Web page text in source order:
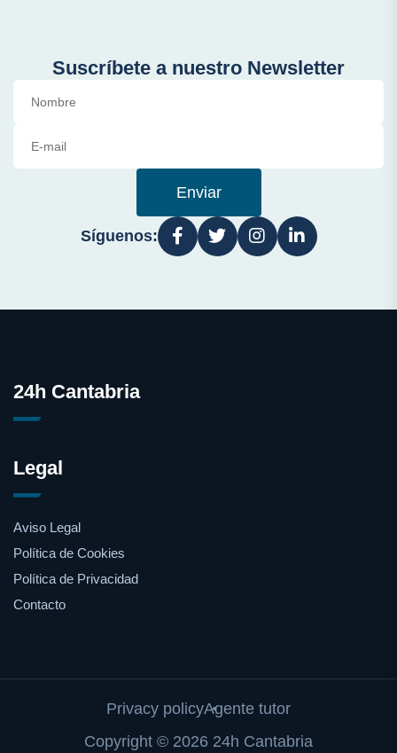
Suscríbete a nuestro Newsletter
Enviar
Síguenos:
24h Cantabria
Legal
Aviso Legal
Política de Cookies
Política de Privacidad
Contacto
Privacy policyAgente tutor
Copyright © 2026 24h Cantabria